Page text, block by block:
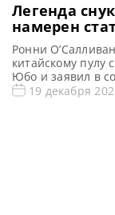
Легенда
намерен
виде спорта
Ронни
китайскому
Юбо и заявил в
добиться
19 декабря